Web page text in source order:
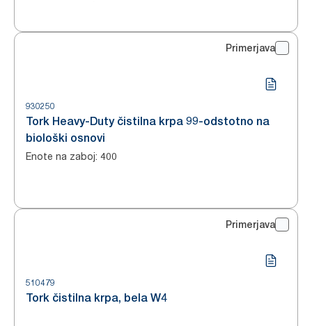
Primerjava
930250
Tork Heavy-Duty čistilna krpa 99-odstotno na
biološki osnovi
Enote na zaboj: 400
Primerjava
510479
Tork čistilna krpa, bela W4